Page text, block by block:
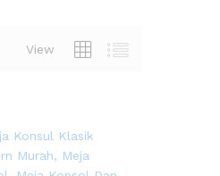
View